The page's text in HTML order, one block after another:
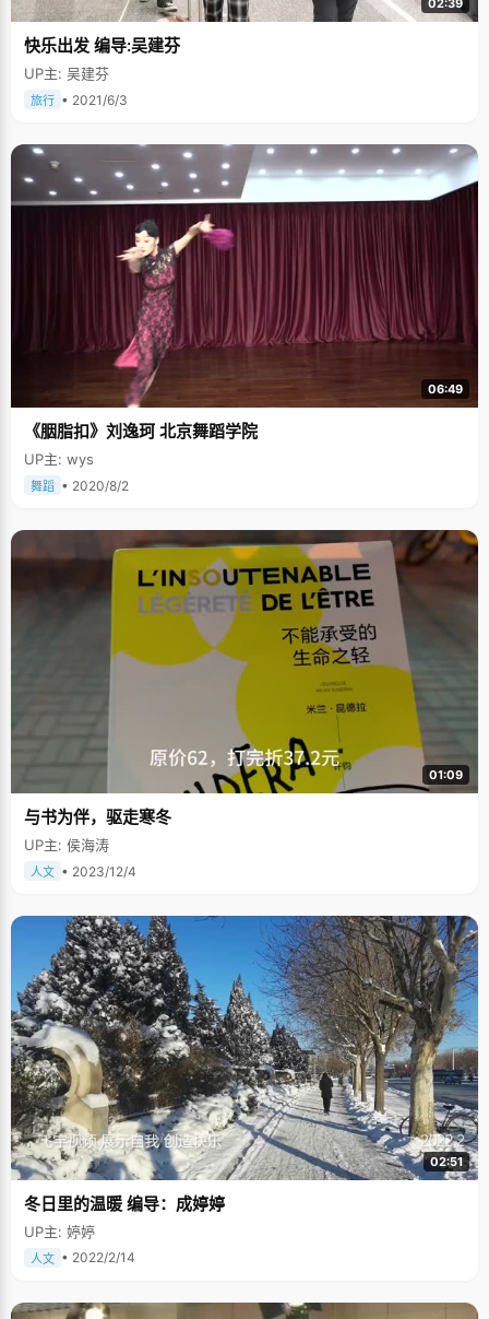
02:39
快乐出发 编导:吴建芬
UP主: 吴建芬
旅行 • 2021/6/3
06:49
《胭脂扣》刘逸珂 北京舞蹈学院
UP主: wys
舞蹈 • 2020/8/2
01:09
与书为伴，驱走寒冬
UP主: 侯海涛
人文 • 2023/12/4
02:51
冬日里的温暖 编导：成婷婷
UP主: 婷婷
人文 • 2022/2/14